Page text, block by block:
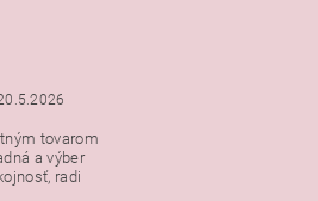
s
tovarom
a výber
radi